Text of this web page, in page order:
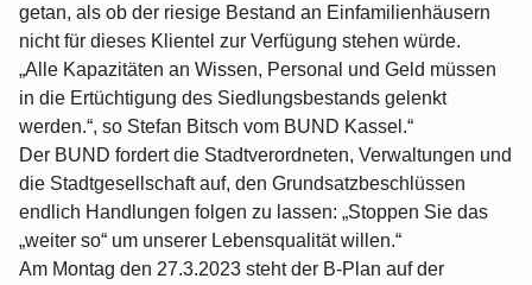
getan, als ob der riesige Bestand an Einfamilienhäusern
nicht für dieses Klientel zur Verfügung stehen würde.
„Alle Kapazitäten an Wissen, Personal und Geld müssen
in die Ertüchtigung des Siedlungsbestands gelenkt
werden.“, so Stefan Bitsch vom BUND Kassel.“
Der BUND fordert die Stadtverordneten, Verwaltungen und
die Stadtgesellschaft auf, den Grundsatzbeschlüssen
endlich Handlungen folgen zu lassen: „Stoppen Sie das
„weiter so“ um unserer Lebensqualität willen.“
Am Montag den 27.3.2023 steht der B-Plan auf der